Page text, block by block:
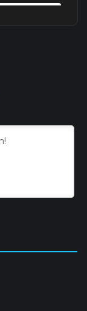
Tập 36
Tập 42